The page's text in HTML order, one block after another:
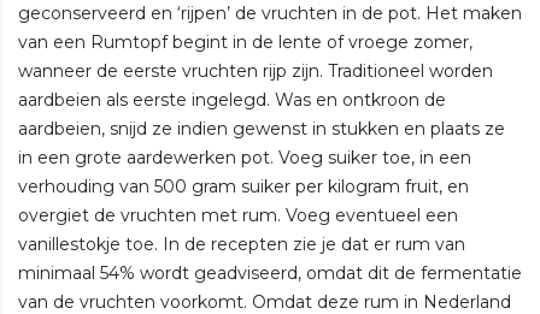
geconserveerd en ‘rijpen’ de vruchten in de pot. Het maken
van een Rumtopf begint in de lente of vroege zomer,
wanneer de eerste vruchten rijp zijn. Traditioneel worden
aardbeien als eerste ingelegd. Was en ontkroon de
aardbeien, snijd ze indien gewenst in stukken en plaats ze
in een grote aardewerken pot. Voeg suiker toe, in een
verhouding van 500 gram suiker per kilogram fruit, en
overgiet de vruchten met rum. Voeg eventueel een
vanillestokje toe. In de recepten zie je dat er rum van
minimaal 54% wordt geadviseerd, omdat dit de fermentatie
van de vruchten voorkomt. Omdat deze rum in Nederland